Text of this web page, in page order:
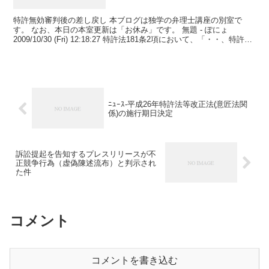
特許無効審判後の差し戻し 本ブログは独学の弁理士講座の別室で
す。 なお、本日の本室更新は「お休み」です。 無題 - ぽにょ
2009/10/30 (Fri) 12:18:27 特許法181条2項において、「・・、特許権
ﾆｭｰｽ-平成26年特許法等改正法(意匠法関
係)の施行期日決定
訴訟提起を告知するプレスリリースが不
正競争行為（虚偽陳述流布）と判示され
た件
コメント
コメントを書き込む